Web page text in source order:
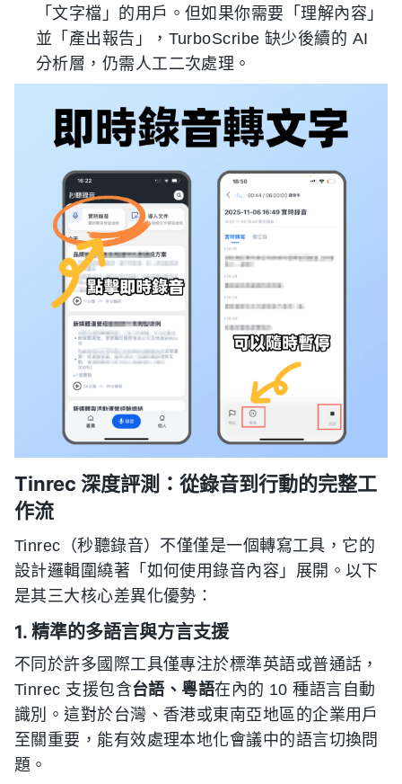
「文字檔」的用戶。但如果你需要「理解內容」
並「產出報告」，TurboScribe 缺少後續的 AI
分析層，仍需人工二次處理。
Tinrec 深度評測：從錄音到行動的完整工
作流
Tinrec（秒聽錄音）不僅僅是一個轉寫工具，它的
設計邏輯圍繞著「如何使用錄音內容」展開。以下
是其三大核心差異化優勢：
1. 精準的多語言與方言支援
不同於許多國際工具僅專注於標準英語或普通話，
Tinrec 支援包含台語、粵語在內的 10 種語言自動
識別。這對於台灣、香港或東南亞地區的企業用戶
至關重要，能有效處理本地化會議中的語言切換問
題。